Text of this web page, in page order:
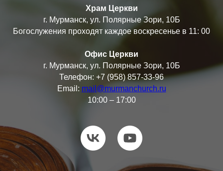
Храм Церкви
г. Мурманск, ул. Полярные Зори, 10Б
Богослужения проходят каждое воскресенье в 11: 00
Офис Церкви
г. Мурманск, ул. Полярные Зори, 10Б
Телефон: +7 (958) 857-33-96
Email: mail@murmanchurch.ru
10:00 – 17:00